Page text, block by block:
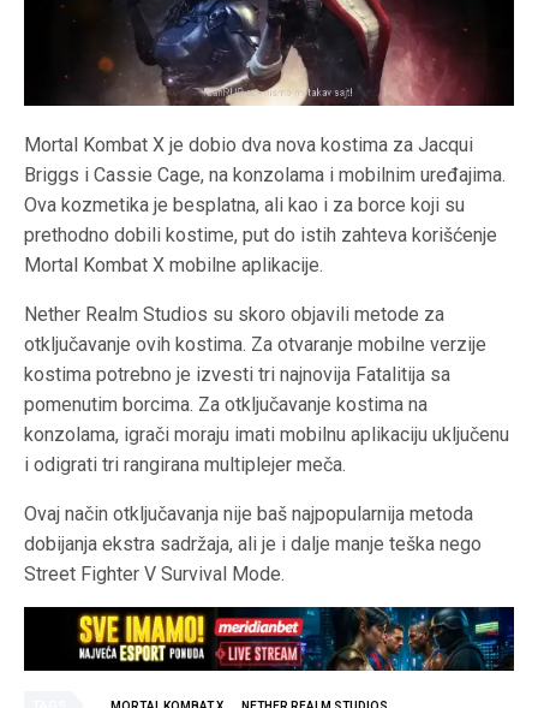
Mortal Kombat X je dobio dva nova kostima za Jacqui
Briggs i Cassie Cage, na konzolama i mobilnim uređajima.
Ova kozmetika je besplatna, ali kao i za borce koji su
prethodno dobili kostime, put do istih zahteva korišćenje
Mortal Kombat X mobilne aplikacije.
Nether Realm Studios su skoro objavili metode za
otključavanje ovih kostima. Za otvaranje mobilne verzije
kostima potrebno je izvesti tri najnovija Fatalitija sa
pomenutim borcima. Za otključavanje kostima na
konzolama, igrači moraju imati mobilnu aplikaciju uključenu
i odigrati tri rangirana multiplejer meča.
Ovaj način otključavanja nije baš najpopularnija metoda
dobijanja ekstra sadržaja, ali je i dalje manje teška nego
Street Fighter V Survival Mode.